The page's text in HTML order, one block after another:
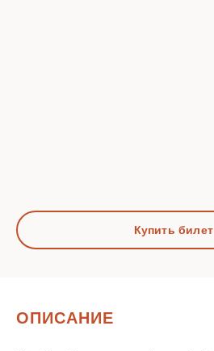
Купить билет
ОПИСАНИЕ